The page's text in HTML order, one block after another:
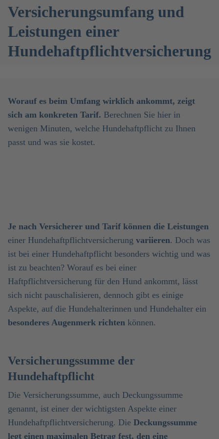
Versicherungsumfang und
Leistungen einer
Hundehaftpflichtversicherung
Worauf es beim Umfang wirklich ankommt, zeigt
sich am konkreten Tarif. Berechnen Sie hier in
wenigen Minuten, welche Hundehaftpflicht zu Ihnen
passt und was sie kostet.
Je nach Versicherer und Tarif können die Leistungen
einer Hundehaftpflichtversicherung variieren. Doch was
ist bei einer Hundehaftpflicht besonders wichtig und was
ist zu beachten? Worauf es bei einer
Haftpflichtversicherung für den Hund ankommt, lässt
sich nicht pauschalisieren, dennoch gibt es einige
Aspekte, auf die Hundehalterinnen und Hundehalter ein
besonderes Augenmerk richten können.
Versicherungssumme der
Hundehaftpflicht
Die Versicherungssumme, auch Deckungssumme
genannt, ist einer der wichtigsten Aspekte einer
Hundehaftpflichtversicherung. Die Deckungssumme
legt einen maximalen Betrag fest, den eine